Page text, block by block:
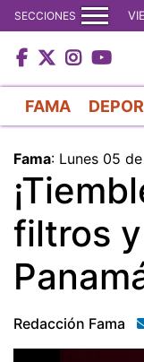
SECCIONES
FAMA
Fama: Lunes 05
filtros
Redacción Fama